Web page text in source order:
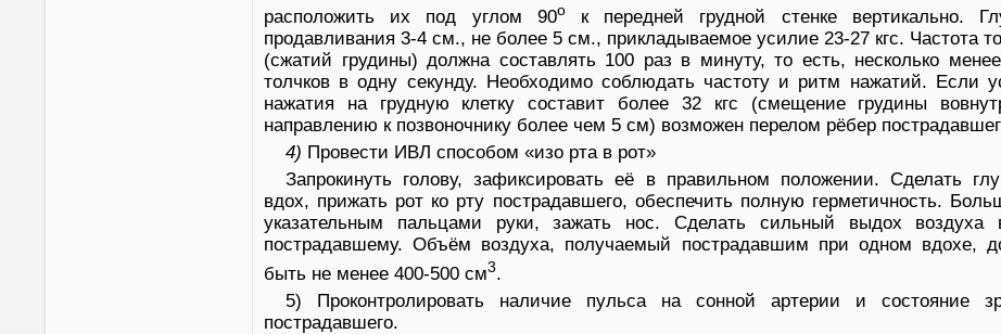
расположить их под углом 90ок передней грудной стенке вертикально.
продавливания 3-4 см., не более 5 см., прикладываемое усилие 23-27 кгс. Частота
(сжатий грудины) должна составлять 100 раз в минуту, то есть, несколько
толчков в одну секунду. Необходимо соблюдать частоту и ритм нажатий. Если
нажатия на грудную клетку составит более 32 кгс (смещение грудины
направлению к позвоночнику более чем 5 см) возможен перелом рёбер
4) Провести ИВЛ способом «изо рта в рот»
Запрокинуть голову, зафиксировать её в правильном положении. Сделать
вдох, прижать рот ко рту пострадавшего, обеспечить полную герметичность.
указательным пальцами руки, зажать нос. Сделать сильный выдох воздуха
пострадавшему. Объём воздуха, получаемый пострадавшим при одном вдохе,
быть не менее 400-500 см3.
5) Проконтролировать наличие пульса на сонной артерии и состояние
пострадавшего.